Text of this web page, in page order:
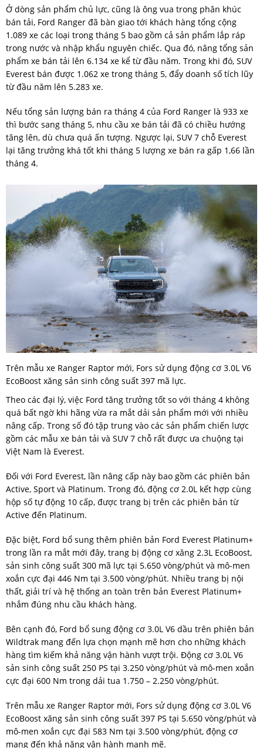
Ở dòng sản phẩm chủ lực, cũng là ông vua trong phân khúc
bán tải, Ford Ranger đã bàn giao tới khách hàng tổng cộng
1.089 xe các loại trong tháng 5 bao gồm cả sản phẩm lắp ráp
trong nước và nhập khẩu nguyên chiếc. Qua đó, nâng tổng sản
phẩm xe bán tải lên 6.134 xe kể từ đầu năm. Trong khi đó, SUV
Everest bán được 1.062 xe trong tháng 5, đẩy doanh số tích lũy
từ đầu năm lên 5.283 xe.
Nếu tổng sản lượng bán ra tháng 4 của Ford Ranger là 933 xe
thì bước sang tháng 5, nhu cầu xe bán tải đã có chiều hướng
tăng lên, dù chưa quá ấn tượng. Ngược lại, SUV 7 chỗ Everest
lại tăng trưởng khá tốt khi tháng 5 lượng xe bán ra gấp 1,66 lần
tháng 4.
Trên mẫu xe Ranger Raptor mới, Fors sử dụng động cơ 3.0L V6
EcoBoost xăng sản sinh công suất 397 mã lực.
Theo các đại lý, việc Ford tăng trưởng tốt so với tháng 4 không
quá bất ngờ khi hãng vừa ra mắt dải sản phẩm mới với nhiều
nâng cấp. Trong số đó tập trung vào các sản phẩm chiến lược
gồm các mẫu xe bán tải và SUV 7 chỗ rất được ưa chuộng tại
Việt Nam là Everest.
Đối với Ford Everest, lần nâng cấp này bao gồm các phiên bản
Active, Sport và Platinum. Trong đó, động cơ 2.0L kết hợp cùng
hộp số tự động 10 cấp, được trang bị trên các phiên bản từ
Active đến Platinum.
Đặc biệt, Ford bổ sung thêm phiên bản Ford Everest Platinum+
trong lần ra mắt mới đây, trang bị động cơ xăng 2.3L EcoBoost,
sản sinh công suất 300 mã lực tại 5.650 vòng/phút và mô-men
xoắn cực đại 446 Nm tại 3.500 vòng/phút. Nhiều trang bị nội
thất, giải trí và hệ thống an toàn trên bản Everest Platinum+
nhắm đúng nhu cầu khách hàng.
Bên cạnh đó, Ford bổ sung động cơ 3.0L V6 dầu trên phiên bản
Wildtrak mang đến lựa chọn mạnh mẽ hơn cho những khách
hàng tìm kiếm khả năng vận hành vượt trội. Động cơ 3.0L V6
sản sinh công suất 250 PS tại 3.250 vòng/phút và mô-men xoắn
cực đại 600 Nm trong dải tua 1.750 – 2.250 vòng/phút.
Trên mẫu xe Ranger Raptor mới, Fors sử dụng động cơ 3.0L V6
EcoBoost xăng sản sinh công suất 397 PS tại 5.650 vòng/phút và
mô-men xoắn cực đại 583 Nm tại 3.500 vòng/phút, động cơ
mang đến khả năng vận hành mạnh mẽ.